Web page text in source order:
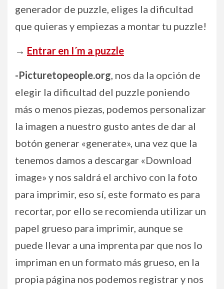
generador de puzzle, eliges la dificultad
que quieras y empiezas a montar tu puzzle!
→ Entrar en I´m a puzzle
-Picturetopeople.org , nos da la opción de
elegir la dificultad del puzzle poniendo
más o menos piezas, podemos personalizar
la imagen a nuestro gusto antes de dar al
botón generar «generate», una vez que la
tenemos damos a descargar «Download
image» y nos saldrá el archivo con la foto
para imprimir, eso sí, este formato es para
recortar, por ello se recomienda utilizar un
papel grueso para imprimir, aunque se
puede llevar a una imprenta par que nos lo
impriman en un formato más grueso, en la
propia página nos podemos registrar y nos